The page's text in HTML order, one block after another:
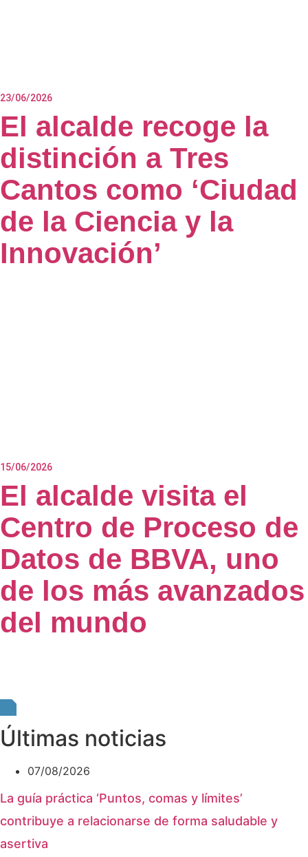
23/06/2026
El alcalde recoge la
distinción a Tres
Cantos como ‘Ciudad
de la Ciencia y la
Innovación’
15/06/2026
El alcalde visita el
Centro de Proceso de
Datos de BBVA, uno
de los más avanzados
del mundo
Últimas noticias
07/08/2026
La guía práctica ‘Puntos, comas y límites’
contribuye a relacionarse de forma saludable y
asertiva